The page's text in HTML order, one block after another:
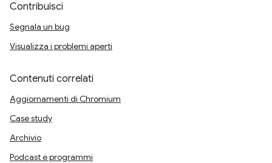
Contribuisci
Segnala un bug
Visualizza i problemi aperti
Contenuti correlati
Aggiornamenti di Chromium
Case study
Archivio
Podcast e programmi